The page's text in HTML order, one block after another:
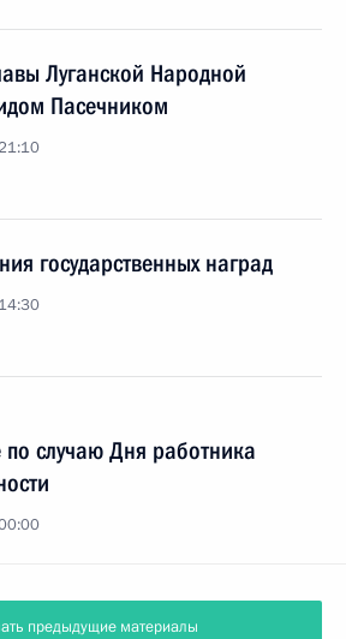
Луганской Народной
Пасечником
государственных наград
случаю Дня работника
предыдущие материалы